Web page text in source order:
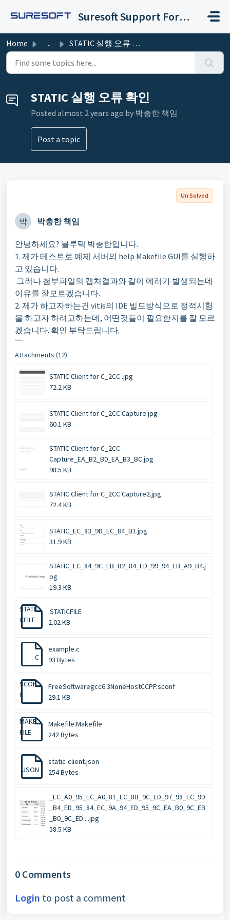
Suresoft Support Forum
Home ... STATIC 실행 오류 확인
STATIC 실행 오류 확인
Posted almost 2 years ago by 박총한 책임
Post a topic
Un Solved
박 박총한 책임
안녕하세요? 블루텍 박총한입니다.
1. 제가 테스트로 예제 서버의 help Makefile GUI를 실행하
고 있습니다.
그러나 첨부파일의 캡처결과와 같이 에러가 발생되는데
이유를 잘모르겠습니다.
2. 제가 하고자하는건 vitis의 IDE 빌드방식으로 정적시험
을 하고자 하려고하는데, 어떤것들이 필요한지를 잘 모르
겠습니다. 확인 부탁드립니다.
Attachments (12)
STATIC Client for C_2CC .jpg
72.2 KB
STATIC Client for C_2CC Capture.jpg
60.1 KB
STATIC Client for C_2CC
Capture_EA_B2_B0_EA_B3_BC.jpg
98.5 KB
STATIC Client for C_2CC Capture2.jpg
72.4 KB
STATIC_EC_83_9D_EC_84_B1.jpg
31.9 KB
STATIC_EC_84_9C_EB_B2_84_ED_99_94_EB_A9_B4.j
pg
19.3 KB
STATI
CFILE
.STATICFILE
2.02 KB
C
example.c
93 Bytes
SCON
F
FreeSoftwaregcc6.3NoneHostCCPP.sconf
29.1 KB
MAKE
FILE
Makefile.Makefile
242 Bytes
JSON
static-client.json
254 Bytes
_EC_A0_95_EC_A0_81_EC_8B_9C_ED_97_98_EC_9D
_B4_ED_95_84_EC_9A_94_ED_95_9C_EA_B0_9C_EB
_B0_9C_ED....jpg
58.5 KB
0 Comments
Login to post a comment